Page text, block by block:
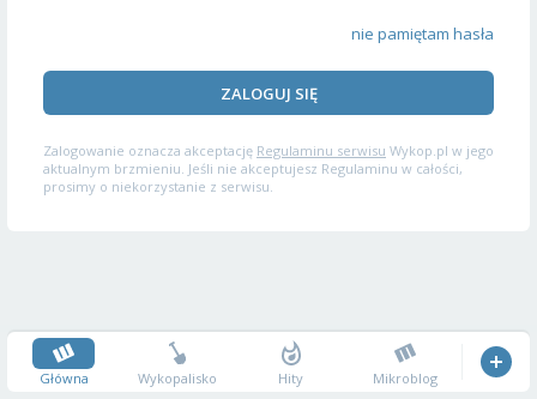
nie pamiętam hasła
ZALOGUJ SIĘ
Zalogowanie oznacza akceptację Regulaminu serwisu Wykop.pl w jego
aktualnym brzmieniu. Jeśli nie akceptujesz Regulaminu w całości,
prosimy o niekorzystanie z serwisu.
Główna Wykopalisko Hity Mikroblog